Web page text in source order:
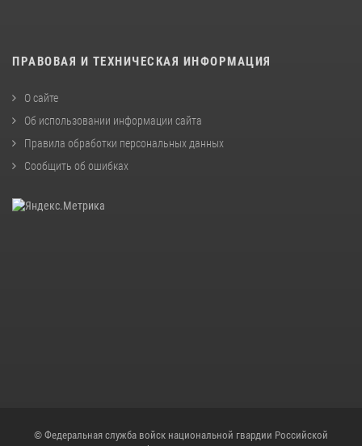
ПРАВОВАЯ И ТЕХНИЧЕСКАЯ ИНФОРМАЦИЯ
О сайте
Об использовании информации сайта
Правила обработки персональных данных
Сообщить об ошибках
© Федеральная служба войск национальной гвардии Российской